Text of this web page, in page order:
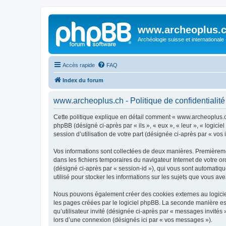
Archéologie suisse et
Accès rapide FAQ
Index du forum
www.archeoplus.ch - Politique de confidentialité
Cette politique explique en détail comment «
phpBB (désigné ci-après par « ils », « eux », « leur », «
session d’utilisation de votre part (désignée ci-après par « vos
Vos informations sont collectées de deux manières.
dans les fichiers temporaires du navigateur Internet de votre
(désigné ci-après par « session-id »), qui vous sont
utilisé pour stocker les informations sur les sujets que vous
Nous pouvons également créer des cookies externes au
les pages créées par le logiciel phpBB. La seconde manière
qu’utilisateur invité (désignée ci-après par « messages
lors d’une connexion (désignés ici par « vos messages »).